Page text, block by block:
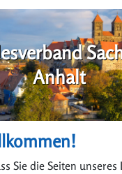
Anhalt
Sie die Seiten unseres